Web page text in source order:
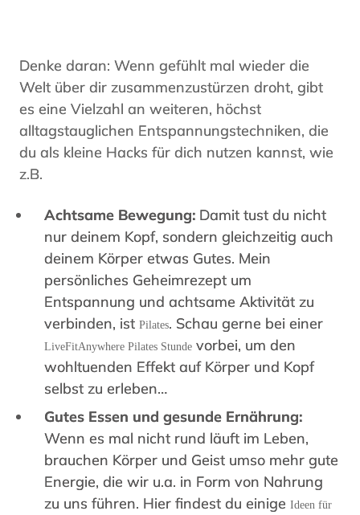
Denke daran: Wenn gefühlt mal wieder die
Welt über dir zusammenzustürzen droht, gibt
es eine Vielzahl an weiteren, höchst
alltagstauglichen Entspannungstechniken, die
du als kleine Hacks für dich nutzen kannst, wie
z.B.
Achtsame Bewegung: Damit tust du nicht
nur deinem Kopf, sondern gleichzeitig auch
deinem Körper etwas Gutes. Mein
persönliches Geheimrezept um
Entspannung und achtsame Aktivität zu
verbinden, ist Pilates. Schau gerne bei einer
LiveFitAnywhere Pilates Stunde vorbei, um den
wohltuenden Effekt auf Körper und Kopf
selbst zu erleben…
Gutes Essen und gesunde Ernährung:
Wenn es mal nicht rund läuft im Leben,
brauchen Körper und Geist umso mehr gute
Energie, die wir u.a. in Form von Nahrung
zu uns führen. Hier findest du einige Ideen für